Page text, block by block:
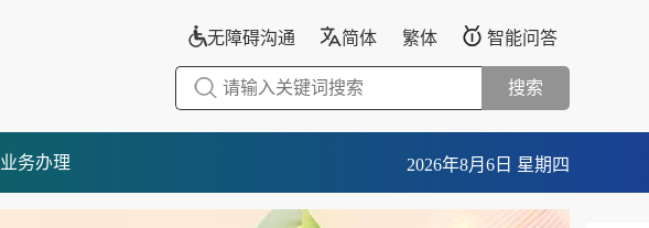
无障碍沟通 简体 繁体 智能问答
搜索
业务办理 2026年8月6日 星期四